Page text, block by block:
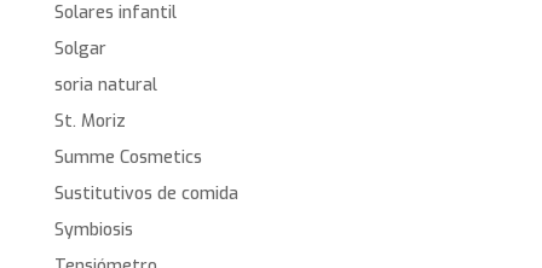
Solares infantil
Solgar
soria natural
St. Moriz
Summe Cosmetics
Sustitutivos de comida
Symbiosis